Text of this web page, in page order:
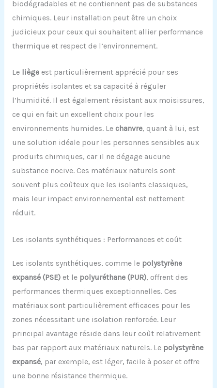
biodégradables et ne contiennent pas de substances
chimiques. Leur installation peut être un choix
judicieux pour ceux qui souhaitent allier performance
thermique et respect de l’environnement.
Le liègeest particulièrement apprécié pour ses
propriétés isolantes et sa capacité à réguler
l’humidité. Il est également résistant aux moisissures,
ce qui en fait un excellent choix pour les
environnements humides. Le chanvre, quant à lui, est
une solution idéale pour les personnes sensibles aux
produits chimiques, car il ne dégage aucune
substance nocive. Ces matériaux naturels sont
souvent plus coûteux que les isolants classiques,
mais leur impact environnemental est nettement
réduit.
Les isolants synthétiques : Performances et coût
Les isolants synthétiques, comme le polystyrène
expansé (PSE)et le polyuréthane (PUR), offrent des
performances thermiques exceptionnelles. Ces
matériaux sont particulièrement efficaces pour les
zones nécessitant une isolation renforcée. Leur
principal avantage réside dans leur coût relativement
bas par rapport aux matériaux naturels. Le polystyrène
expansé, par exemple, est léger, facile à poser et offre
une bonne résistance thermique.